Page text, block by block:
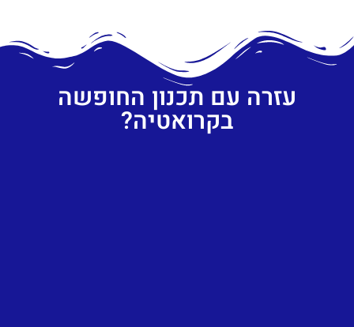
עזרה עם תכנון החופשה
בקרואטיה?